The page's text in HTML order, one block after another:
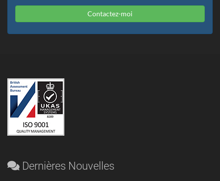
Contactez-moi
Dernières Nouvelles